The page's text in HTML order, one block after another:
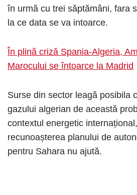
în urmă cu trei săptămâni, fara
la ce data se va intoarce.
În plină criză Spania-Algeria,
Marocului se întoarce la Madrid
Surse din sector leagă posibila
gazului algerian de această
contextul energetic
recunoașterea planului de
pentru Sahara nu ajută.